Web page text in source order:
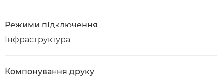
Режими підключення
Інфраструктура
Компонування друку